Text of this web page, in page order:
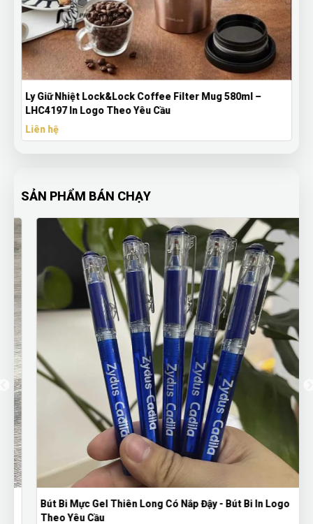
Ly Giữ Nhiệt Lock&Lock Coffee Filter Mug 580ml –
LHC4197 In Logo Theo Yêu Cầu
Liên hệ
SẢN PHẨM BÁN CHẠY
Bút Bi Mực Gel Thiên Long Có Nắp Đậy - Bút Bi In Logo
Theo Yêu Cầu